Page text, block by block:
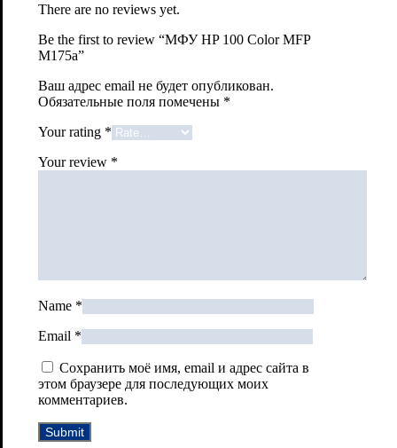
There are no reviews yet.
Be the first to review “МФУ HP 100 Color MFP
M175a”
Ваш адрес email не будет опубликован.
Обязательные поля помечены *
Your rating *
Your review *
Name *
Email *
Сохранить моё имя, email и адрес сайта в
этом браузере для последующих моих
комментариев.